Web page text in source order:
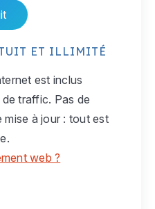
ET ILLIMITÉ
est inclus
traffic. Pas de
mise à jour : tout est
web ?